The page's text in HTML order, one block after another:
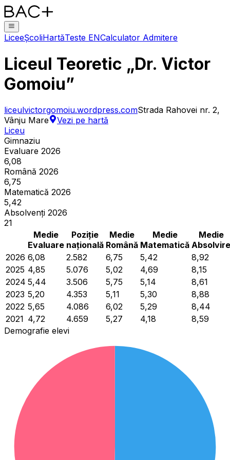
LiceeȘcoliHartăTeste ENCalculator Admitere
Liceul Teoretic „Dr. Victor
Gomoiu”
liceulvictorgomoiu.wordpress.comStrada Rahovei nr. 2,
Vânju Mare
Vezi pe hartă
Liceu
Gimnaziu
Evaluare 2026
6,08
Română 2026
6,75
Matematică 2026
5,42
Absolvenți 2026
21
Medie
Evaluare
Poziție
națională
Medie
Română
Medie
Matematică
Medie
Absolvire
2026 6,08 2.582 6,75 5,42
8,92
2025 4,85 5.076 5,02 4,69
8,15
2024 5,44 3.506 5,75 5,14
8,61
2023 5,20 4.353 5,11 5,30
8,88
2022 5,65 4.086 6,02 5,29
8,44
2021 4,72 4.659 5,27 4,18
8,59
Demografie elevi